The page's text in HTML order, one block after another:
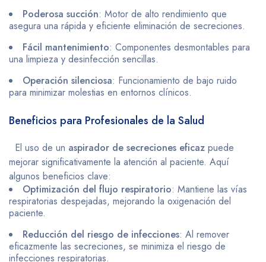
Poderosa succión: Motor de alto rendimiento que
asegura una rápida y eficiente eliminación de secreciones.
Fácil mantenimiento: Componentes desmontables para
una limpieza y desinfección sencillas.
Operación silenciosa: Funcionamiento de bajo ruido
para minimizar molestias en entornos clínicos.
Beneficios para Profesionales de la Salud
El uso de un aspirador de secreciones eficaz puede
mejorar significativamente la atención al paciente. Aquí
algunos beneficios clave:
Optimización del flujo respiratorio: Mantiene las vías
respiratorias despejadas, mejorando la oxigenación del
paciente.
Reducción del riesgo de infecciones: Al remover
eficazmente las secreciones, se minimiza el riesgo de
infecciones respiratorias.